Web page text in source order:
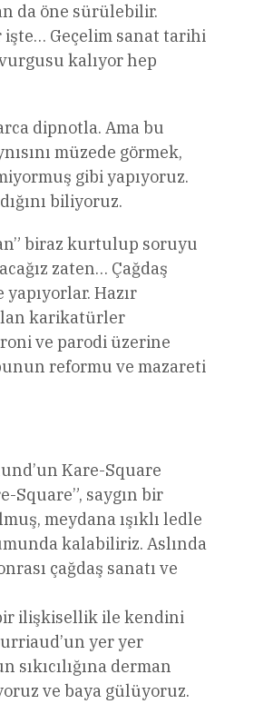
da öne sürülebilir.
işte… Geçelim sanat tarihi
kalıyor hep
dipnotla. Ama bu
müzede görmek,
gibi yapıyoruz.
biliyoruz.
biraz kurtulup soruyu
zaten… Çağdaş
Hazır
karikatürler
ve parodi üzerine
reformu ve mazareti
Kare-Square
Square”, saygın bir
meydana ışıklı ledle
kalabiliriz. Aslında
çağdaş sanatı ve
ilişkisellik ile kendini
yer yer
derman
ve baya gülüyoruz.